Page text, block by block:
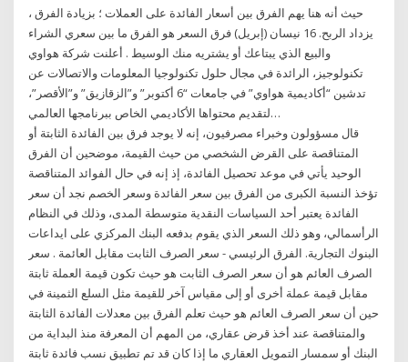
حيث أنه هنا يهم الفرق بين أسعار الفائدة على العملات ؛ بزيادة الفرق ،
يزداد الربح. 16 نيسان (إبريل) فرق السعر هو الفرق ما بين سعري الشراء
والبيع الذي يبتاعك أو يشتريه منك الوسيط . أعلنت شركة هواوي
تكنولوجيز، الرائدة في مجال حلول تكنولوجيا المعلومات والاتصالات عن
تدشين “أكاديمية هواوي” في جامعات “6 أكتوبر” و”الزقازيق” و”الأقصر”،
لتقديم محتواها الأكاديمي الخاص ببرنامجها العالمي…
قال مسؤولون وخبراء مصرفيون، إنه لا يوجد فرق بين الفائدة الثابتة أو
المتناقصة على القرض الشخصي من حيث القيمة، موضحين أن الفرق
الوحيد يأتي في موعد تحصيل الفائدة، إذ إنه في حال الفوائد المتناقصة
تؤخذ النسبة الكبرى من الفرق بين سعر الفائدة وسعر الخصم نجد أن سعر
الفائدة يعتبر أحد السياسات النقدية متوسطة المدى، وذلك في النظام
الرأسمالي، وهو ذلك السعر الذي يقوم بدفعه البنك المركزي على ايداعات
البنوك التجارية. الفرق الرئيسي - سعر الصرف الثابت مقابل العائمة . سعر
الصرف العائم هو أن سعر الصرف الثابت هو حيث تكون قيمة العملة ثابتة
مقابل قيمة عملة أخرى أو إلى مقياس آخر للقيمة مثل السلع الثمينة في
حين أن سعر الصرف العائم هو حيث تعلم الفرق بين معدلات الفائدة الثابتة
والمتناقصة عند أخذ قرض عقاري، من المهم أن المعرفة منذ البداية من
البنك أو سمسار التمويل العقاري ما إذا كان قد تم تطبيق نسب فائدة ثابتة